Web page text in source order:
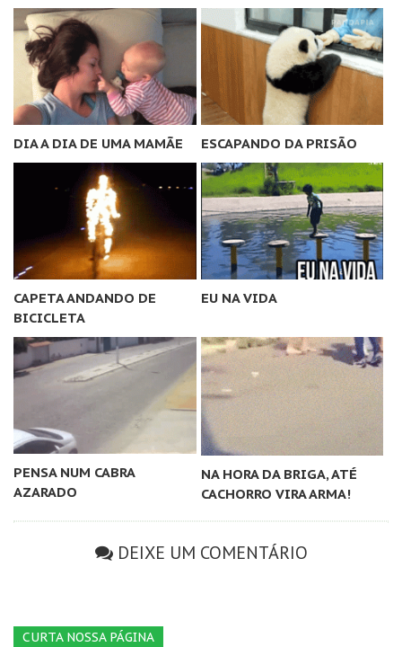
DIA A DIA DE UMA MAMÃE ESCAPANDO DA PRISÃO
CAPETA ANDANDO DE
BICICLETA
EU NA VIDA
PENSA NUM CABRA
AZARADO
NA HORA DA BRIGA, ATÉ
CACHORRO VIRA ARMA!
DEIXE UM COMENTÁRIO
CURTA NOSSA PÁGINA